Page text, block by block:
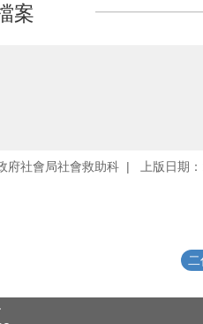
案
府社會局社會救助科 上版日期